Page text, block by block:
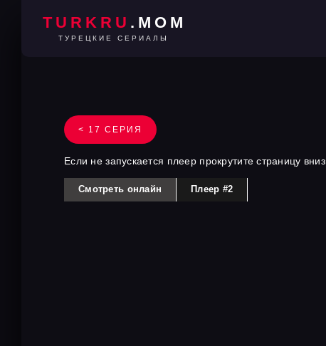
TURKRU .MOM
ТУРЕЦКИЕ СЕРИАЛЫ
< 17 СЕРИЯ
Если не запускается плеер прокрутите страницу вниз
Смотреть онлайн Плеер #2